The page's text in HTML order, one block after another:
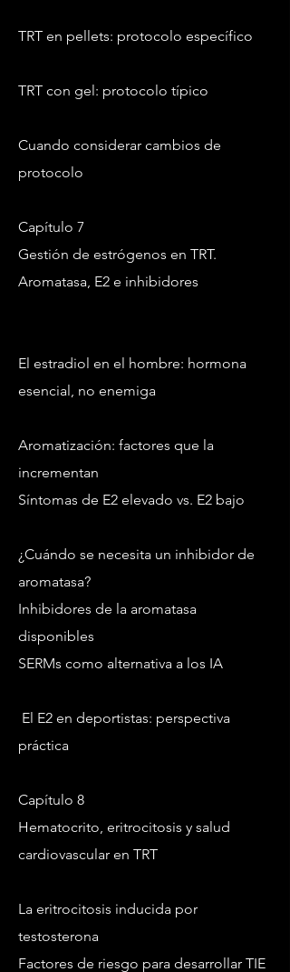
TRT en pellets: protocolo específico
TRT con gel: protocolo típico
Cuando considerar cambios de
protocolo
Capítulo 7
Gestión de estrógenos en TRT.
Aromatasa, E2 e inhibidores
El estradiol en el hombre: hormona
esencial, no enemiga
Aromatización: factores que la
incrementan
Síntomas de E2 elevado vs. E2 bajo
¿Cuándo se necesita un inhibidor de
aromatasa?
Inhibidores de la aromatasa
disponibles
SERMs como alternativa a los IA
El E2 en deportistas: perspectiva
práctica
Capítulo 8
Hematocrito, eritrocitosis y salud
cardiovascular en TRT
La eritrocitosis inducida por
testosterona
Factores de riesgo para desarrollar TIE